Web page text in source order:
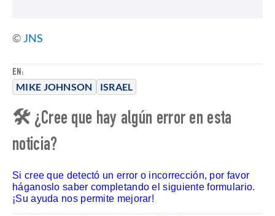
EN:
MIKE JOHNSON ISRAEL
© JNS
🛠 ¿Cree que hay algún error en esta
noticia?
Si cree que detectó un error o incorrección, por favor
háganoslo saber completando el siguiente formulario.
¡Su ayuda nos permite mejorar!